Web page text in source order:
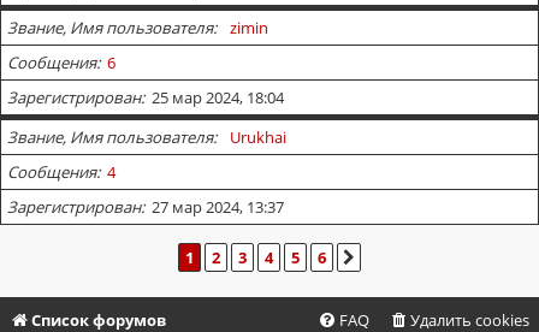
Звание, Имя пользователя
zimin
Сообщения 6
Зарегистрирован 25 мар 2024, 18:04
Звание, Имя пользователя
Urukhai
Сообщения 4
Зарегистрирован 27 мар 2024, 13:37
1 2 3 4 5 6
Список форумов Удалить cookies
FAQ